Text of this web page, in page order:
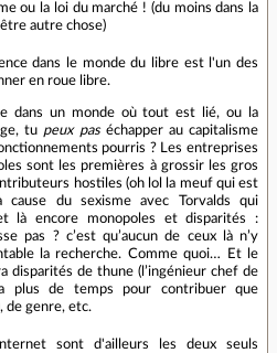
ou la loi du marché ! (du moins dans la
autre chose)
dans le monde du libre est l'un des
en roue libre.
dans un monde où tout est lié, ou la
tu peux paséchapper au capitalisme
pourris ? Les entreprises
sont les premières à grossir les gros
hostiles (oh lol la meuf qui est
du sexisme avec Torvalds qui
là encore monopoles et disparités :
pas ? c’est qu’aucun de ceux là n’y
la recherche. Comme quoi… Et le
disparités de thune (l’ingénieur chef de
plus de temps pour contribuer que
de genre, etc.
sont d'ailleurs les deux seuls